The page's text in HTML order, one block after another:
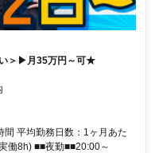
い＞▶月35万円～可★
平均勤務日数：1ヶ月あた
働8h) ■■夜勤■■20:00～